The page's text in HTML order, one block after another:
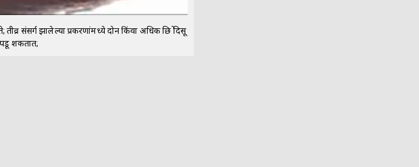
तीव्र संसर्ग झालेल्या प्रकरणांमध्ये दोन किंवा अधिक छिद्रे दिसू
पडू शकतात;